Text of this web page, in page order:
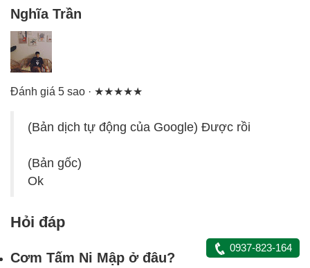
Nghĩa Trần
Đánh giá 5 sao · ★★★★★
(Bản dịch tự động của Google) Được rồi
(Bản gốc)
Ok
Hỏi đáp
Cơm Tấm Ni Mập ở đâu?
0937-823-164